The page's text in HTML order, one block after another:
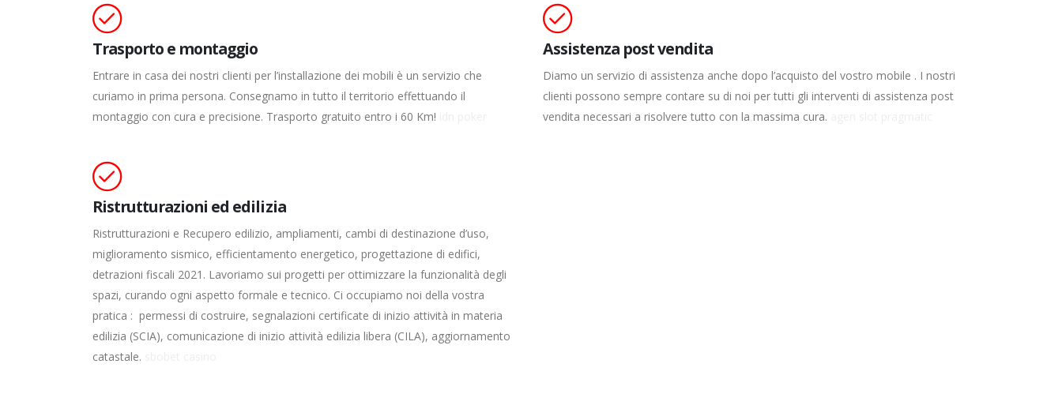
Trasporto e montaggio
Entrare in casa dei nostri clienti per l’installazione dei mobili è un servizio che
curiamo in prima persona. Consegnamo in tutto il territorio effettuando il
montaggio con cura e precisione. Trasporto gratuito entro i 60 Km!
Assistenza post vendita
Diamo un servizio di assistenza anche dopo l’acquisto del vostro mobile . I nostri
clienti possono sempre contare su di noi per tutti gli interventi di assistenza post
vendita necessari a risolvere tutto con la massima cura.
Ristrutturazioni ed edilizia
Ristrutturazioni e Recupero edilizio, ampliamenti, cambi di destinazione d’uso,
miglioramento sismico, efficientamento energetico, progettazione di edifici,
detrazioni fiscali 2021. Lavoriamo sui progetti per ottimizzare la funzionalità degli
spazi, curando ogni aspetto formale e tecnico. Ci occupiamo noi della vostra
pratica : permessi di costruire, segnalazioni certificate di inizio attività in materia
edilizia (SCIA), comunicazione di inizio attività edilizia libera (CILA), aggiornamento
catastale.